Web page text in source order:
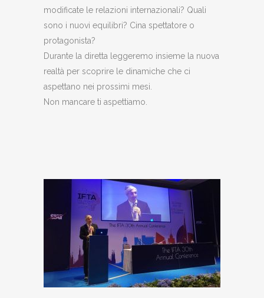
modificate le relazioni internazionali? Quali
sono i nuovi equilibri? Cina spettatore o
protagonista?
Durante la diretta leggeremo insieme la nuova
realtà per scoprire le dinamiche che ci
aspettano nei prossimi mesi.
Non mancare ti aspettiamo.